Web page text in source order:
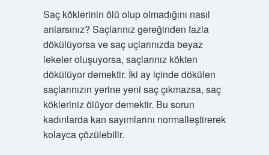
Saç köklerinin ölü olup olmadığını nasıl
anlarsınız? Saçlarınız gereğinden fazla
dökülüyorsa ve saç uçlarınızda beyaz
lekeler oluşuyorsa, saçlarınız kökten
dökülüyor demektir. İki ay içinde dökülen
saçlarınızın yerine yeni saç çıkmazsa, saç
kökleriniz ölüyor demektir. Bu sorun
kadınlarda kan sayımlarını normalleştirerek
kolayca çözülebilir.